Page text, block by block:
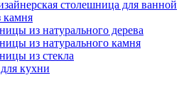
столешница для ванной
камня
из натурального дерева
из натурального камня
из стекла
кухни